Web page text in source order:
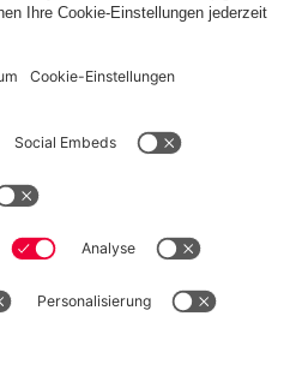
Allianz Arena Media Center Jobs